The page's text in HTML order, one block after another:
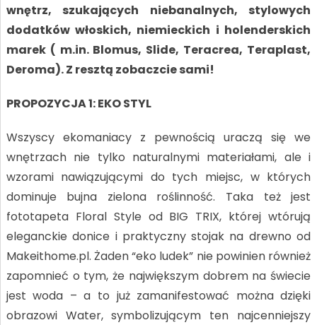
wnętrz, szukających niebanalnych, stylowych
dodatków włoskich, niemieckich i holenderskich
marek ( m.in. Blomus, Slide, Teracrea, Teraplast,
Deroma). Z resztą zobaczcie sami!
PROPOZYCJA 1: EKO STYL
Wszyscy ekomaniacy z pewnością uraczą się we
wnętrzach nie tylko naturalnymi materiałami, ale i
wzorami nawiązującymi do tych miejsc, w których
dominuje bujna zielona roślinność. Taka też jest
fototapeta Floral Style od BIG TRIX, której wtórują
eleganckie donice i praktyczny stojak na drewno od
Makeithome.pl. Żaden “eko ludek” nie powinien również
zapomnieć o tym, że największym dobrem na świecie
jest woda – a to już zamanifestować można dzięki
obrazowi Water, symbolizującym ten najcenniejszy